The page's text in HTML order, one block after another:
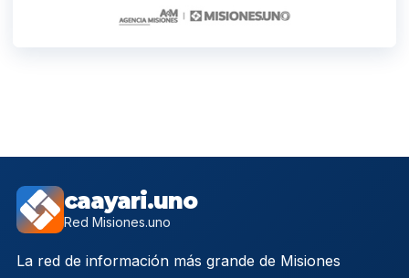
caayari.uno
Red Misiones.uno
La red de información más grande de Misiones